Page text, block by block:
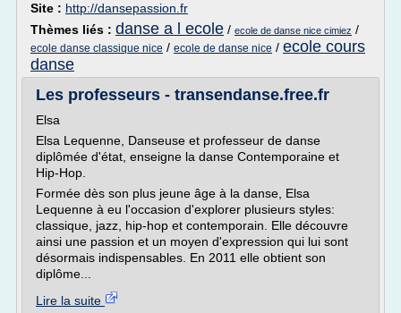
Site : http://dansepassion.fr
Thèmes liés : danse a l ecole / ecole de danse nice cimiez /
ecole danse classique nice / ecole de danse nice / ecole cours
danse
Les professeurs - transendanse.free.fr
Elsa
Elsa Lequenne, Danseuse et professeur de danse
diplômée d'état, enseigne la danse Contemporaine et
Hip-Hop.
Formée dès son plus jeune âge à la danse, Elsa
Lequenne à eu l'occasion d'explorer plusieurs styles:
classique, jazz, hip-hop et contemporain. Elle découvre
ainsi une passion et un moyen d'expression qui lui sont
désormais indispensables. En 2011 elle obtient son
diplôme...
Lire la suite